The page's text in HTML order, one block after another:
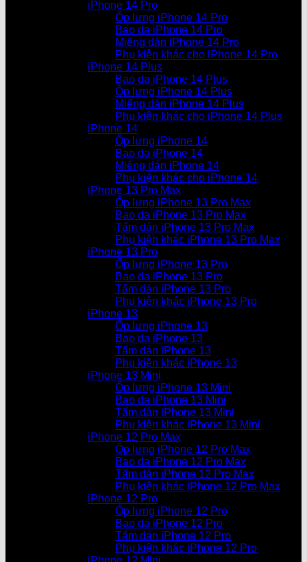
iPhone 14 Pro
Ốp lưng iPhone 14 Pro
Bao da iPhone 14 Pro
Miếng dán iPhone 14 Pro
Phụ kiện khác cho iPhone 14 Pro
iPhone 14 Plus
Bao da iPhone 14 Plus
Ốp lưng iPhone 14 Plus
Miếng dán iPhone 14 Plus
Phụ kiện khác cho iPhone 14 Plus
iPhone 14
Ốp lưng iPhone 14
Bao da iPhone 14
Miếng dán iPhone 14
Phụ kiện khác cho iPhone 14
iPhone 13 Pro Max
Ốp lưng iPhone 13 Pro Max
Bao da iPhone 13 Pro Max
Tấm dán iPhone 13 Pro Max
Phụ kiện khác iPhone 13 Pro Max
iPhone 13 Pro
Ốp lưng iPhone 13 Pro
Bao da iPhone 13 Pro
Tấm dán iPhone 13 Pro
Phụ kiện khác iPhone 13 Pro
iPhone 13
Ốp lưng iPhone 13
Bao da iPhone 13
Tấm dán iPhone 13
Phụ kiện khác iPhone 13
iPhone 13 Mini
Ốp lưng iPhone 13 Mini
Bao da iPhone 13 Mini
Tấm dán iPhone 13 Mini
Phụ kiện khác iPhone 13 Mini
iPhone 12 Pro Max
Ốp lưng iPhone 12 Pro Max
Bao da iPhone 12 Pro Max
Tấm dán iPhone 12 Pro Max
Phụ kiện khác iPhone 12 Pro Max
iPhone 12 Pro
Ốp lưng iPhone 12 Pro
Bao da iPhone 12 Pro
Tấm dán iPhone 12 Pro
Phụ kiện khác iPhone 12 Pro